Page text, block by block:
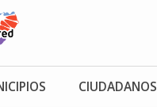
CIUDADANOS